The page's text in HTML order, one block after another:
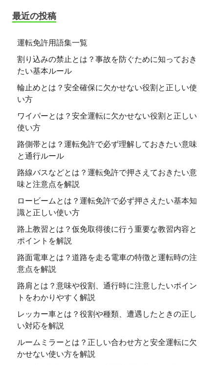
最近の投稿
運転免許用語集一覧
割り込みの禁止とは？事故を防ぐために知っておき
たい基本ルール
輪止めとは？安全確保に欠かせない役割と正しい使
い方
ワイパーとは？安全運転に欠かせない役割と正しい
使い方
路側帯とは？運転免許で必ず理解しておきたい意味
と通行ルール
路線バスなどとは？運転免許で押さえておきたい意
味と注意点を解説
ロービームとは？運転免許で必ず押さえたい基本知
識と正しい使い方
路上教習とは？仮免取得後に行う重要な教習内容と
ポイントを解説
路面電車とは？道路を走る電車の特徴と運転時の注
意点を解説
路肩とは？意味や役割、通行時に注意したいポイン
トをわかりやすく解説
レッカー車とは？役割や種類、遭遇したときの正し
い対応を解説
ルームミラーとは？正しい合わせ方と安全運転に欠
かせない使い方を解説